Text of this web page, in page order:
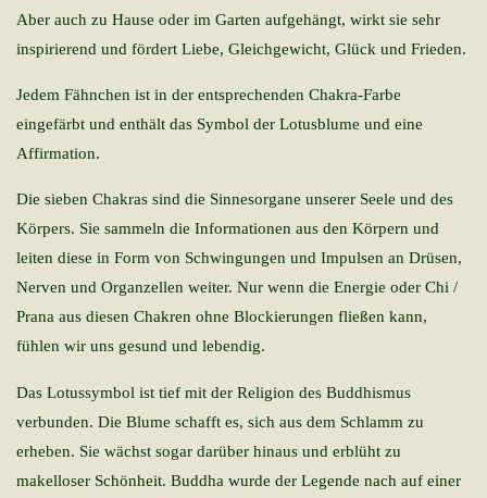
Aber auch zu Hause oder im Garten aufgehängt, wirkt sie sehr
inspirierend und fördert Liebe, Gleichgewicht, Glück und Frieden.
Jedem Fähnchen ist in der entsprechenden Chakra-Farbe
eingefärbt und enthält das Symbol der Lotusblume und eine
Affirmation.
Die sieben Chakras sind die Sinnesorgane unserer Seele und des
Körpers. Sie sammeln die Informationen aus den Körpern und
leiten diese in Form von Schwingungen und Impulsen an Drüsen,
Nerven und Organzellen weiter. Nur wenn die Energie oder Chi /
Prana aus diesen Chakren ohne Blockierungen fließen kann,
fühlen wir uns gesund und lebendig.
Das Lotussymbol ist tief mit der Religion des Buddhismus
verbunden. Die Blume schafft es, sich aus dem Schlamm zu
erheben. Sie wächst sogar darüber hinaus und erblüht zu
makelloser Schönheit. Buddha wurde der Legende nach auf einer